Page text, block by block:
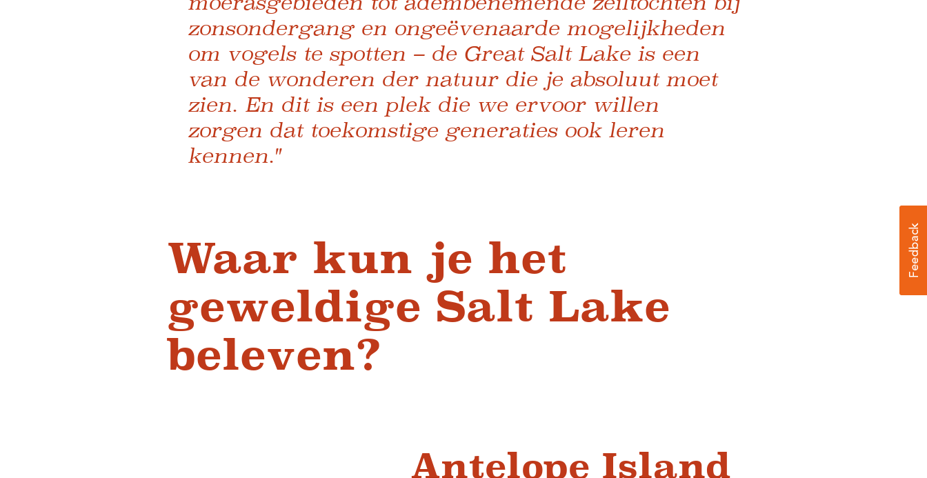
zonsondergang en ongeëvenaarde mogelijkheden
om vogels te spotten – de Great Salt Lake is een
van de wonderen der natuur die je absoluut moet
zien. En dit is een plek die we ervoor willen
zorgen dat toekomstige generaties ook leren
kennen."
Waar kun je het
geweldige Salt Lake
beleven?
Antelope Island